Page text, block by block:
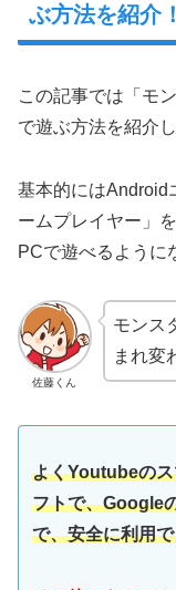
ぶ方法を紹介！
この記事では「モ
で遊ぶ方法を紹介
基本的にはAndroid
ームプレイヤー」
PCで遊べるように
佐藤くん
モンス
まれ変
よくYoutubeの
フトで、Google
で、安全に利用